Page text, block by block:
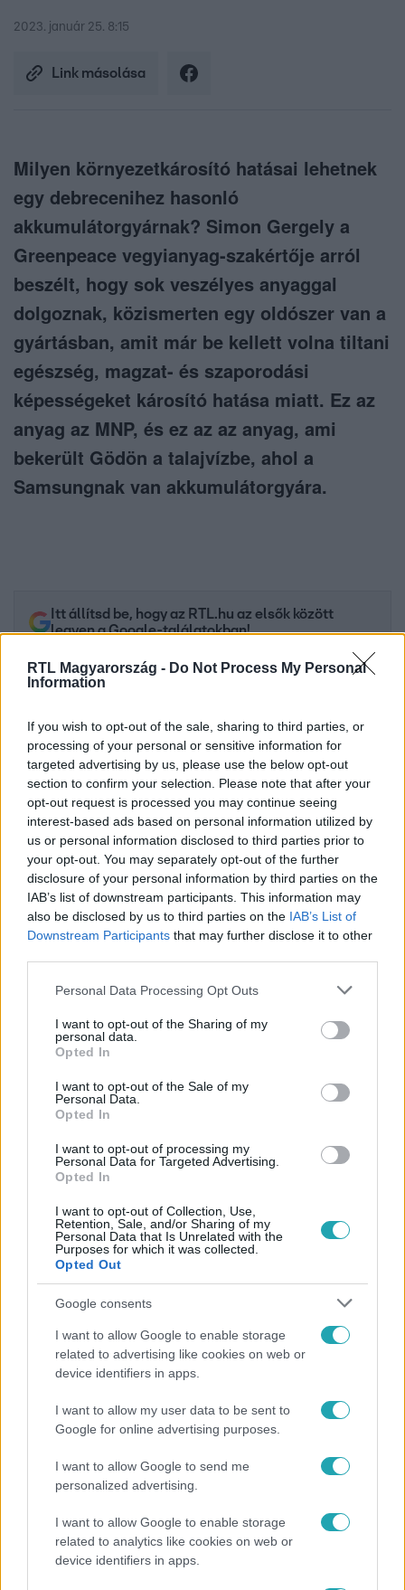
RTL Magyarország - Do Not Process My Personal
Information
If you wish to opt-out of the sale, sharing to third parties, or
processing of your personal or sensitive information for
targeted advertising by us, please use the below opt-out
section to confirm your selection. Please note that after your
opt-out request is processed you may continue seeing
interest-based ads based on personal information utilized by
us or personal information disclosed to third parties prior to
your opt-out. You may separately opt-out of the further
disclosure of your personal information by third parties on the
IAB’s list of downstream participants. This information may
also be disclosed by us to third parties on the IAB’s List of
Downstream Participants that may further disclose it to other
Please note that this website/app uses one or more Google
not limited to your visit or usage behaviour. You may click to
grant or deny consent to Google and its third-party tags to
use your data for below specified purposes in below Google
consent section.
Personal Data Processing Opt Outs
I want to opt-out of the Sharing of my
personal data.
Opted In
I want to opt-out of the Sale of my
Personal Data.
Opted In
I want to opt-out of processing my
Personal Data for Targeted Advertising.
Opted In
I want to opt-out of Collection, Use,
Retention, Sale, and/or Sharing of my
Personal Data that Is Unrelated with the
Purposes for which it was collected.
Opted Out
Google consents
I want to allow Google to enable storage
related to advertising like cookies on web or
device identifiers in apps.
I want to allow my user data to be sent to
Google for online advertising purposes.
I want to allow Google to send me
personalized advertising.
I want to allow Google to enable storage
related to analytics like cookies on web or
device identifiers in apps.
2023. január 25. 8:15
Link másolása
Milyen környezetkárosító hatásai lehetnek
egy debrecenihez hasonló
akkumulátorgyárnak? Simon Gergely a
Greenpeace vegyianyag-szakértője arról
beszélt, hogy sok veszélyes anyaggal
dolgoznak, közismerten egy oldószer van a
gyártásban, amit már be kellett volna tiltani
egészség, magzat- és szaporodási
képességeket károsító hatása miatt. Ez az
anyag az MNP, és ez az az anyag, ami
bekerült Gödön a talajvízbe, ahol a
Samsungnak van akkumulátorgyára.
Itt állítsd be, hogy az RTL.hu az elsők között
legyen a Google-találatokban!
Kövess minket, és értesülj a friss hírekről a
Facebookon is!
Követem
REGGELI #
AKKUMULÁTOR # GYÁR #SIMON GERGELY
GREENPEACE
Népszerű